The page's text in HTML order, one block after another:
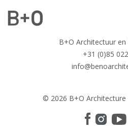
B+O Architectuur
+31 (0)85
© 2026 B+O Architecture